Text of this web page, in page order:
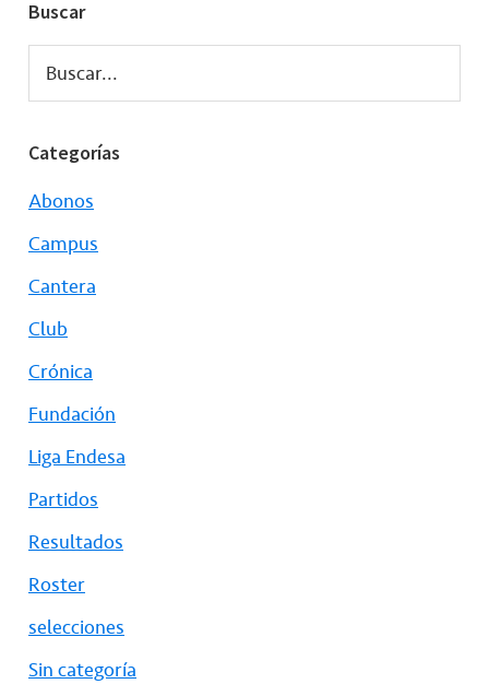
Buscar
Buscar...
Categorías
Abonos
Campus
Cantera
Club
Crónica
Fundación
Liga Endesa
Partidos
Resultados
Roster
selecciones
Sin categoría